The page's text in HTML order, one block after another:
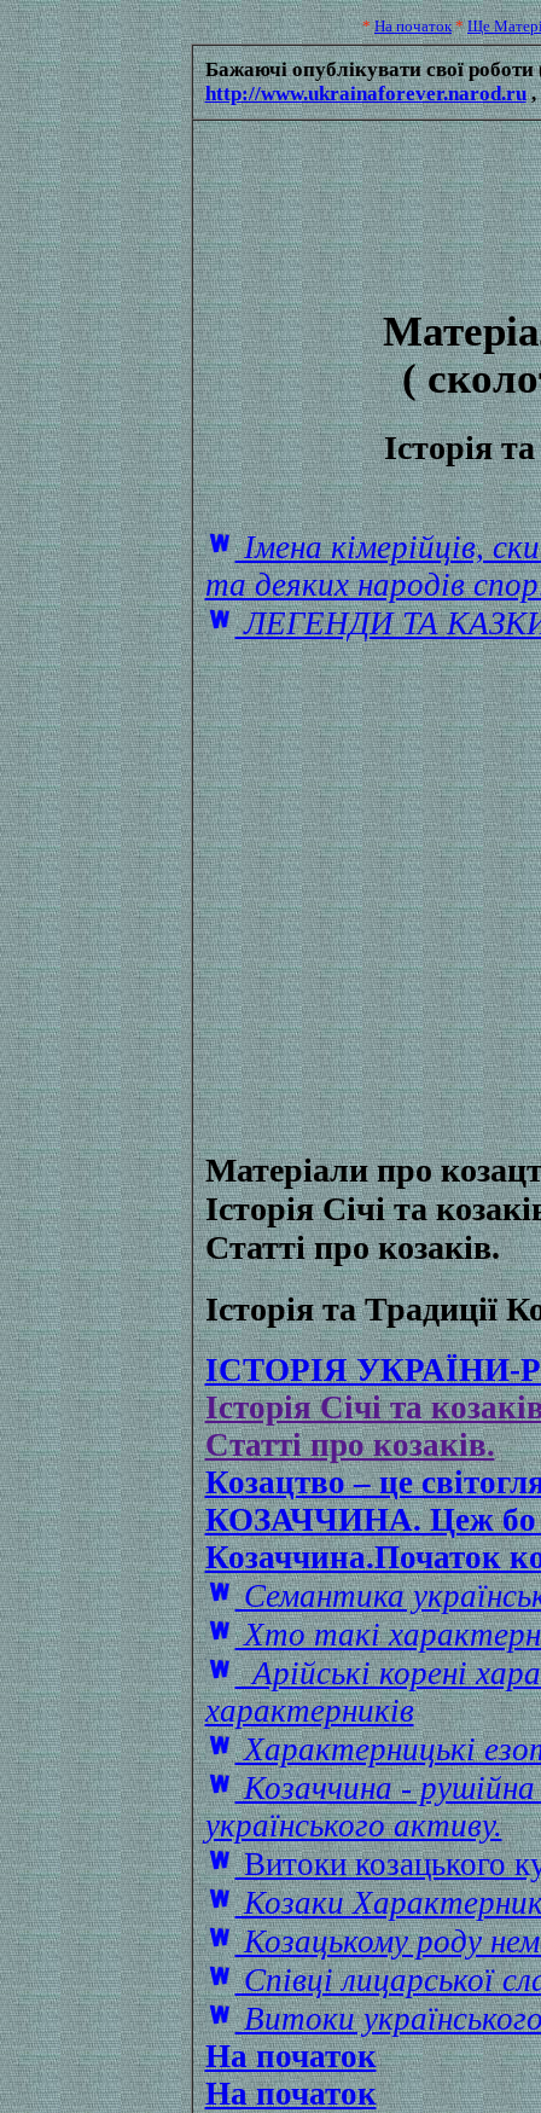
*На початок*Ще
Бажаючі опублікувати свої роботи
http://www.ukrainaforever.narod.ru,
(
Історія
Імена кімерійців,
та деяких народів
ЛЕГЕНДИ ТА
Матеріали про
Історія Січі та
Статті про козаків.
Історія та Традиції
ІСТОРІЯ УКРАЇНИ-
Історія Січі та
Статті про козаків.
Козацтво – це
КОЗАЧЧИНА. Цеж бо
Козаччина.Початок
Семантика
Хто такі
Арійські корені
характерників
Характерницькі
Козаччина - рушійна
українського активу.
Витоки козацького
Козаки
Козацькому роду
Співці лицарської
Витоки
На початок
На початок